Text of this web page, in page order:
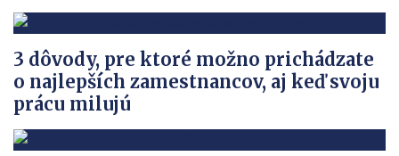
3 dôvody, pre ktoré možno prichádzate
o najlepších zamestnancov, aj keď svoju
prácu milujú